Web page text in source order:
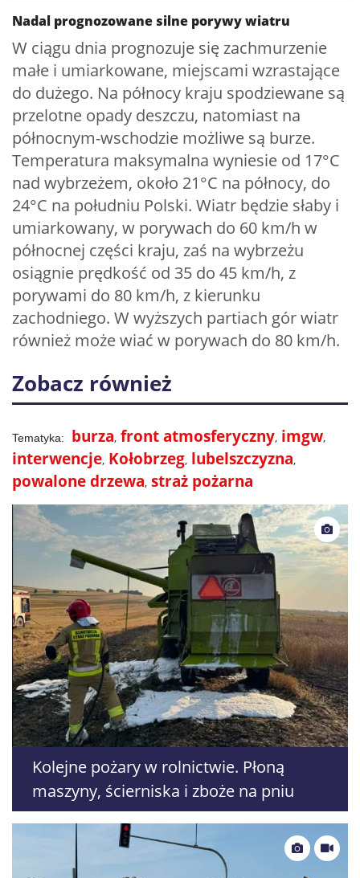
Nadal prognozowane silne porywy wiatru
W ciągu dnia prognozuje się zachmurzenie
małe i umiarkowane, miejscami wzrastające
do dużego. Na północy kraju spodziewane są
przelotne opady deszczu, natomiast na
północnym-wschodzie możliwe są burze.
Temperatura maksymalna wyniesie od 17°C
nad wybrzeżem, około 21°C na północy, do
24°C na południu Polski. Wiatr będzie słaby i
umiarkowany, w porywach do 60 km/h w
północnej części kraju, zaś na wybrzeżu
osiągnie prędkość od 35 do 45 km/h, z
porywami do 80 km/h, z kierunku
zachodniego. W wyższych partiach gór wiatr
również może wiać w porywach do 80 km/h.
Zobacz również
burza front atmosferyczny imgw
interwencje Kołobrzeg lubelszczyzna
powalone drzewa straż pożarna
Kolejne pożary w rolnictwie. Płoną
maszyny, ścierniska i zboże na pniu